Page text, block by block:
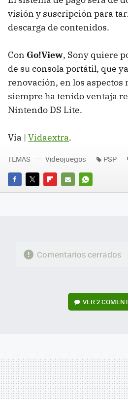
visión y suscripción para
descarga de contenidos.
Con Go!View, Sony quiere
de su consola portátil, que
renovación, en los
siempre ha tenido ventaja
Nintendo DS Lite.
Vía | Vidaextra.
FACEBOOK
TWITTERFLIPBOARD
E-
WHATSAPP
TEMAS Videojuegos PSP
Comentarios cerrados
VER2